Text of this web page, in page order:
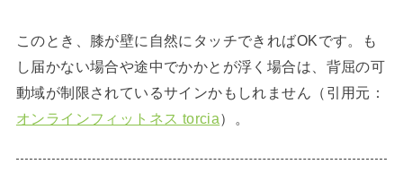
このとき、膝が壁に自然にタッチできればOKです。も
し届かない場合や途中でかかとが浮く場合は、背屈の可
動域が制限されているサインかもしれません（引用元：
オンラインフィットネス torcia）。